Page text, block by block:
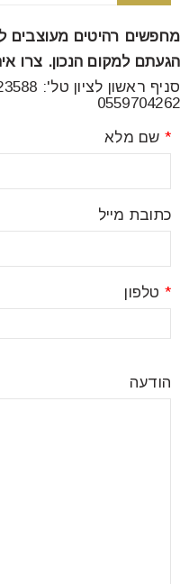
מחפשים רהיטים מעוצבים
הגעתם למקום הנכון. צרו
0559704262
*
כתובת מייל
*
הודעה